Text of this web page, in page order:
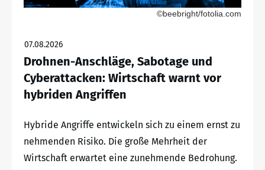
©beebright/fotolia.com
07.08.2026
Drohnen-Anschläge, Sabotage und
Cyberattacken: Wirtschaft warnt vor
hybriden Angriffen
Hybride Angriffe entwickeln sich zu einem ernst zu
nehmenden Risiko. Die große Mehrheit der
Wirtschaft erwartet eine zunehmende Bedrohung.